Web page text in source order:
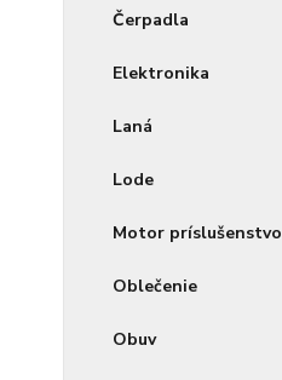
Čerpadla
Elektronika
Laná
Lode
Motor príslušenstvo
Oblečenie
Obuv